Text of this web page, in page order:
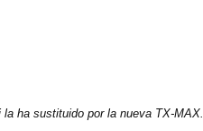
ha sustituido por la nueva TX-MAX.